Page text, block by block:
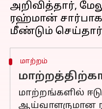
அறிவித்தார்,
ரஹ்மான்
மாற்றம்
மாற்றங்களில்
ஆய்வாளருமான